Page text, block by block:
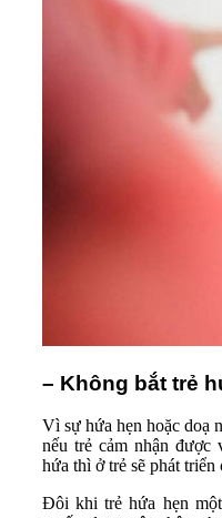
– Không bắt trẻ
Vì sự hứa hẹn hoặc doạ
nếu trẻ cảm nhận
hứa thì ở trẻ sẽ phát
Đôi khi trẻ hứa hẹn